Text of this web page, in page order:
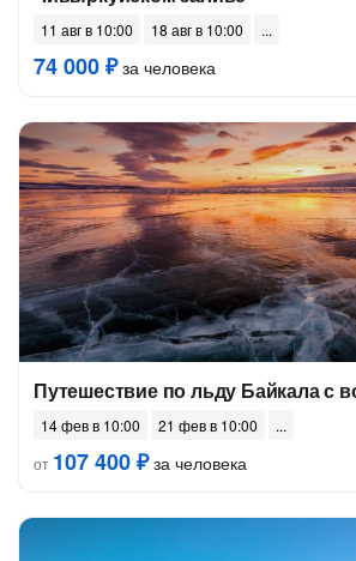
11 авг в 10:00 18 авг в 10:00
74 000 ₽за человека
Путешествие по льду Байкала с
14 фев в 10:00
21 фев в 10:00
от 107 400 ₽за человека